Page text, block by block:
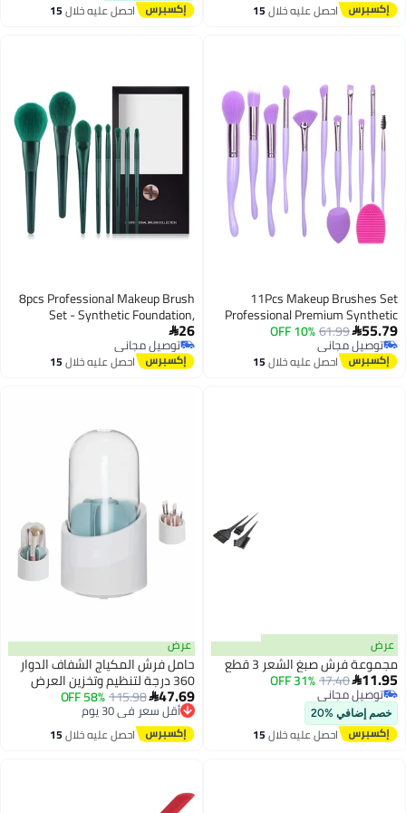
فاخرة مع حقيبةاحصل عليه خلال15 مجموعات للسفراحصل عليه خلال15
11Pcs Makeup Brushes Set
Professional Premium Synthetic
Foundation Powder Blending
Contour Concealers Eye Shadow
Tools with Sponge and Brush
55.79
61.99
10% OFF
توصيل مجاني
توصيل مجانياحصل عليه خلال15
8pcs Professional Makeup Brush
Set - Synthetic Foundation,
Concealer, Blending & Eye Shadow
Tools for Flawless Application
26
توصيل مجاني
توصيل مجانياحصل عليه خلال15
عرض
مجموعة فرش صبغ الشعر 3 قطع
11.95
17.40
31% OFF
توصيل مجاني
توصيل مجاني
خصم إضافي %20
احصل عليه خلال15
اغسطس
عرض
حامل فرش المكياج الشفاف الدوار
360 درجة لتنظيم وتخزين العرض
47.69
115.98
58% OFF أقل سعر في 30 يوم
توصيل مجاني
أقل سعر في 30 يوماحصل عليه خلال15
اغسطس